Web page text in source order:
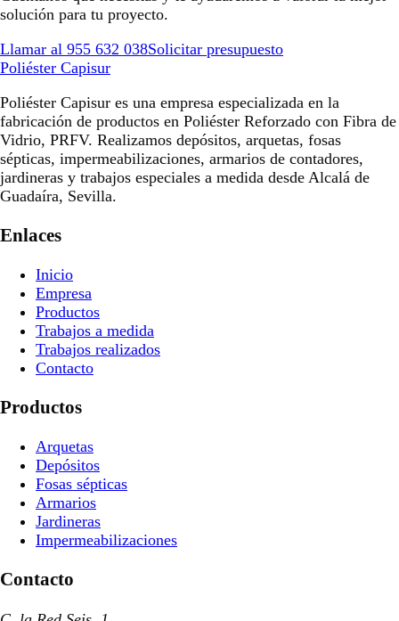
solución para tu proyecto.
Llamar al 955 632 038Solicitar presupuesto
Poliéster Capisur
Poliéster Capisur es una empresa especializada en la
fabricación de productos en Poliéster Reforzado con Fibra de
Vidrio, PRFV. Realizamos depósitos, arquetas, fosas
sépticas, impermeabilizaciones, armarios de contadores,
jardineras y trabajos especiales a medida desde Alcalá de
Guadaíra, Sevilla.
Enlaces
Inicio
Empresa
Productos
Trabajos a medida
Trabajos realizados
Contacto
Productos
Arquetas
Depósitos
Fosas sépticas
Armarios
Jardineras
Impermeabilizaciones
Contacto